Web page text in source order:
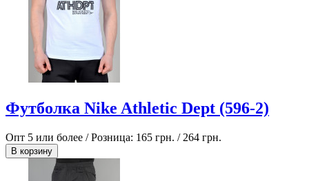
Футболка Nike Athletic Dept (596-2)
Опт 5 или более / Розница: 165 грн. / 264 грн.
В корзину